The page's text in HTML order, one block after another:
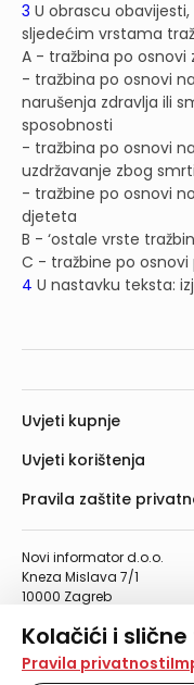
Kolačići i
Na našoj web stranici
Pravila privatnosti
3 U obrascu
sljedećim vrstama
A - tražbina po osnovi
- tražbina po osnovi
narušenja zdravlja ili
sposobnosti
- tražbina po osnovi
uzdržavanje zbog
- tražbine po osnovi
djeteta
B - ‘ostale vrste
C - tražbine po osnovi
4 U nastavku teksta:
Novi informator d.o.o.
Kneza Mislava 7/1
10000 Zagreb
Telefaks: 01/4612-553
info@informator.hr
Uvjeti kupnje
Uvjeti korištenja
Pravila zaštite